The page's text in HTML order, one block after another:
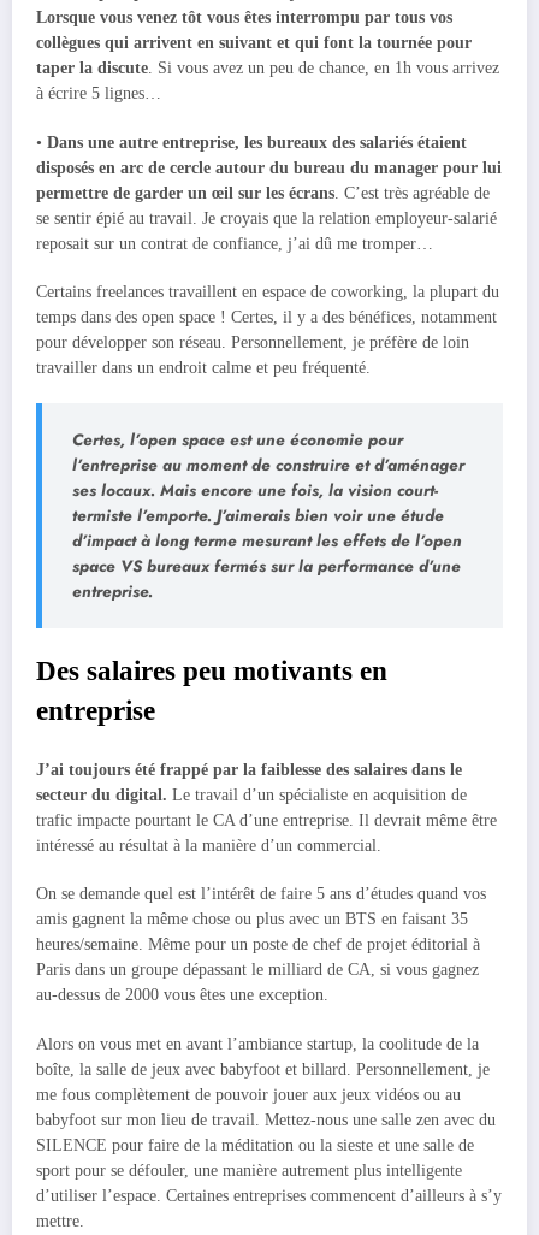
Lorsque vous venez tôt vous êtes interrompu par tous vos
collègues qui arrivent en suivant et qui font la tournée pour
taper la discute. Si vous avez un peu de chance, en 1h vous arrivez
à écrire 5 lignes…
• Dans une autre entreprise, les bureaux des salariés étaient
disposés en arc de cercle autour du bureau du manager pour lui
permettre de garder un œil sur les écrans . C’est très agréable de
se sentir épié au travail. Je croyais que la relation employeur-salarié
reposait sur un contrat de confiance, j’ai dû me tromper…
Certains freelances travaillent en espace de coworking, la plupart du
temps dans des open space ! Certes, il y a des bénéfices, notamment
pour développer son réseau. Personnellement, je préfère de loin
travailler dans un endroit calme et peu fréquenté.
Certes, l’open space est une économie pour
l’entreprise au moment de construire et d’aménager
ses locaux. Mais encore une fois, la vision court-
termiste l’emporte. J’aimerais bien voir une étude
d’impact à long terme mesurant les effets de l’open
space VS bureaux fermés sur la performance d’une
entreprise.
Des salaires peu motivants en
entreprise
J’ai toujours été frappé par la faiblesse des salaires dans le
secteur du digital. Le travail d’un spécialiste en acquisition de
trafic impacte pourtant le CA d’une entreprise. Il devrait même être
intéressé au résultat à la manière d’un commercial.
On se demande quel est l’intérêt de faire 5 ans d’études quand vos
amis gagnent la même chose ou plus avec un BTS en faisant 35
heures/semaine. Même pour un poste de chef de projet éditorial à
Paris dans un groupe dépassant le milliard de CA, si vous gagnez
au-dessus de 2000 vous êtes une exception.
Alors on vous met en avant l’ambiance startup, la coolitude de la
boîte, la salle de jeux avec babyfoot et billard. Personnellement, je
me fous complètement de pouvoir jouer aux jeux vidéos ou au
babyfoot sur mon lieu de travail. Mettez-nous une salle zen avec du
SILENCE pour faire de la méditation ou la sieste et une salle de
sport pour se défouler, une manière autrement plus intelligente
d’utiliser l’espace. Certaines entreprises commencent d’ailleurs à s’y
mettre.